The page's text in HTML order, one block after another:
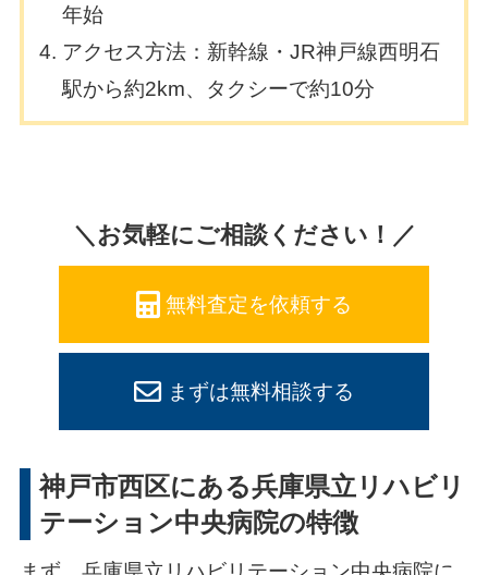
年始
アクセス方法：新幹線・JR神戸線西明石
駅から約2km、タクシーで約10分
＼お気軽にご相談ください！／
無料査定を依頼する
まずは無料相談する
神戸市西区にある兵庫県立リハビリ
テーション中央病院の特徴